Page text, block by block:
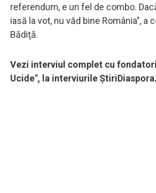
referendum, e un fel de combo.
iasă la vot, nu văd bine România", a
Bădiţă.
Vezi interviul complet cu
Ucide", la interviurile